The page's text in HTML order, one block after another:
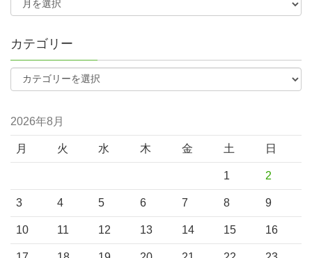
カテゴリー
2026年8月
月 火 水 木 金 土 日
1 2
3 4 5 6 7 8 9
10 11 12 13 14 15 16